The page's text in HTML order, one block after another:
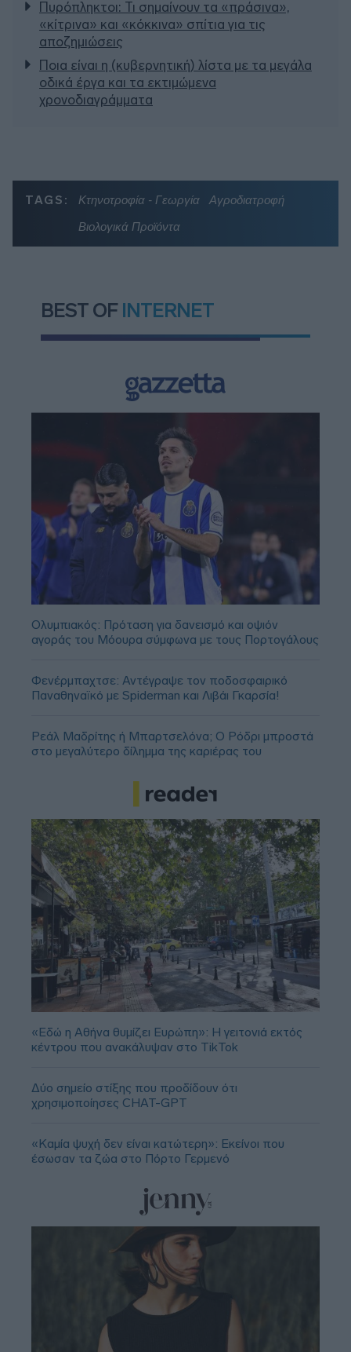
Πυρόπληκτοι: Τι σημαίνουν τα «πράσινα»,
«κίτρινα» και «κόκκινα» σπίτια για τις
αποζημιώσεις
Ποια είναι η (κυβερνητική) λίστα με τα μεγάλα
οδικά έργα και τα εκτιμώμενα
χρονοδιαγράμματα
TAGS: Κτηνοτροφία - Γεωργία
Αγροδιατροφή
Βιολογικά Προϊόντα
BEST OF INTERNET
Ολυμπιακός: Πρόταση για δανεισμό και οψιόν
αγοράς του Μόουρα σύμφωνα με τους Πορτογάλους
Φενέρμπαχτσε: Αντέγραψε τον ποδοσφαιρικό
Παναθηναϊκό με Spiderman και Λιβάι Γκαρσία!
Ρεάλ Μαδρίτης ή Μπαρτσελόνα; Ο Ρόδρι μπροστά
στο μεγαλύτερο δίλημμα της καριέρας του
«Εδώ η Αθήνα θυμίζει Ευρώπη»: H γειτονιά εκτός
κέντρου που ανακάλυψαν στο TikTok
Δύο σημείο στίξης που προδίδουν ότι
χρησιμοποίησες CHAT-GPT
«Καμία ψυχή δεν είναι κατώτερη»: Εκείνοι που
έσωσαν τα ζώα στο Πόρτο Γερμενό